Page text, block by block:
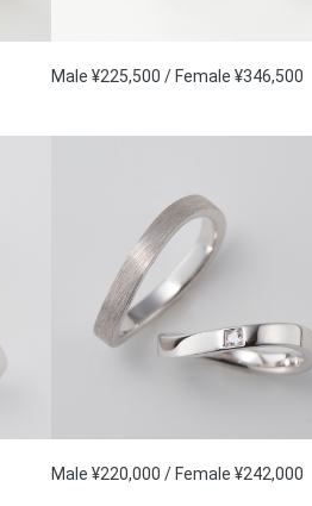
Male ¥225,500 / Female ¥346,500
Male ¥220,000 / Female ¥242,000